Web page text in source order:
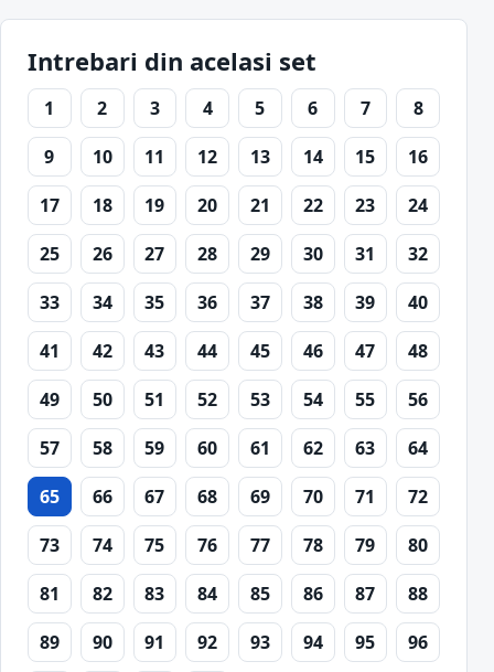
Intrebari din acelasi set
1 2 3 4 5 6 7
8
9
10 11 12 13 14 15
16
17
18 19 20 21 22 23
24
25
26 27 28 29 30 31
32
33
34 35 36 37 38 39
40
41
42 43 44 45 46 47
48
49
50 51 52 53 54 55
56
57
58 59 60 61 62 63
64
65
66 67 68 69 70 71
72
73
74 75 76 77 78 79
80
81
82 83 84 85 86 87
88
89
90 91 92 93 94 95
96